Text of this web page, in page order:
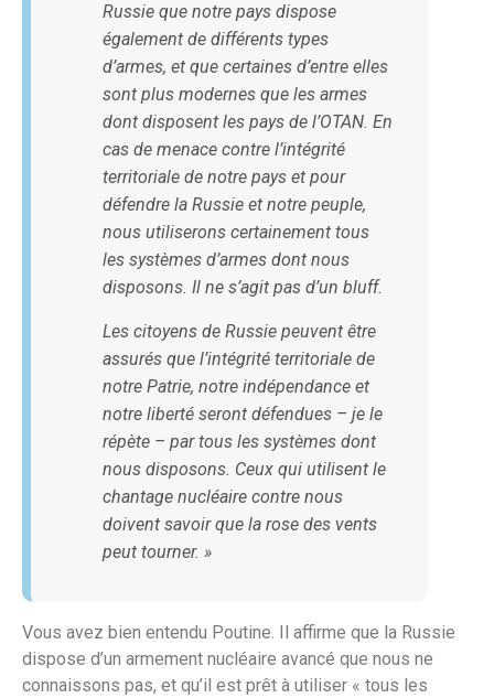
Russie que notre pays dispose
également de différents types
d’armes, et que certaines d’entre elles
sont plus modernes que les armes
dont disposent les pays de l’OTAN. En
cas de menace contre l’intégrité
territoriale de notre pays et pour
défendre la Russie et notre peuple,
nous utiliserons certainement tous
les systèmes d’armes dont nous
disposons. Il ne s’agit pas d’un bluff.
Les citoyens de Russie peuvent être
assurés que l’intégrité territoriale de
notre Patrie, notre indépendance et
notre liberté seront défendues – je le
répète – par tous les systèmes dont
nous disposons. Ceux qui utilisent le
chantage nucléaire contre nous
doivent savoir que la rose des vents
peut tourner. »
Vous avez bien entendu Poutine. Il affirme que la Russie
dispose d’un armement nucléaire avancé que nous ne
connaissons pas, et qu’il est prêt à utiliser « tous les